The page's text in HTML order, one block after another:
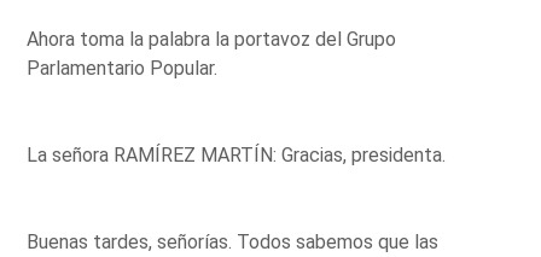
Ahora toma la palabra la portavoz del Grupo
Parlamentario Popular.
La señora RAMÍREZ MARTÍN: Gracias, presidenta.
Buenas tardes, señorías. Todos sabemos que las